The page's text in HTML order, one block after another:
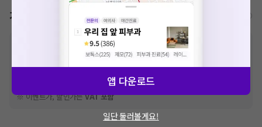
가격표
비급여 항목의 경우,추가비용 등으로 실제 가격과 상이할 수 있으니, 정확
한 가격은 해당 의료기관에 직접 문의해주세요.
※급여 항목의 경우,건강보험심사평가원에 고지되어 있는 급여 진료 기준 가
격입니다. (진료와 연관된 복합적인 비용이 추가되어, 병원마다 금액이 다르게
산정될 수 있는 점 참고 바랍니다.)
※ 이벤트가, 할인가는VAT 포함
앱 다운로드
일단 둘러볼게요!